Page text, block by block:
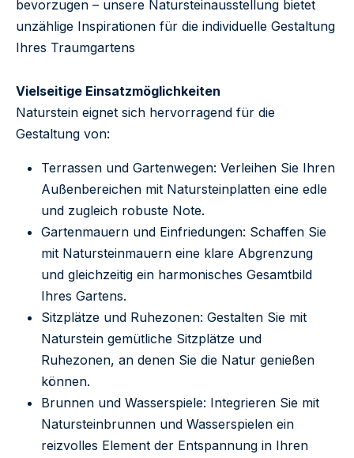
bevorzugen – unsere Natursteinausstellung bietet
unzählige Inspirationen für die individuelle Gestaltung
Ihres Traumgartens
Vielseitige Einsatzmöglichkeiten
Naturstein eignet sich hervorragend für die
Gestaltung von:
Terrassen und Gartenwegen: Verleihen Sie Ihren
Außenbereichen mit Natursteinplatten eine edle
und zugleich robuste Note.
Gartenmauern und Einfriedungen: Schaffen Sie
mit Natursteinmauern eine klare Abgrenzung
und gleichzeitig ein harmonisches Gesamtbild
Ihres Gartens.
Sitzplätze und Ruhezonen: Gestalten Sie mit
Naturstein gemütliche Sitzplätze und
Ruhezonen, an denen Sie die Natur genießen
können.
Brunnen und Wasserspiele: Integrieren Sie mit
Natursteinbrunnen und Wasserspielen ein
reizvolles Element der Entspannung in Ihren